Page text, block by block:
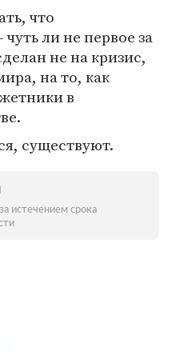
что
ли не первое за
не на кризис,
на то, как
в
существуют.
истечением срока